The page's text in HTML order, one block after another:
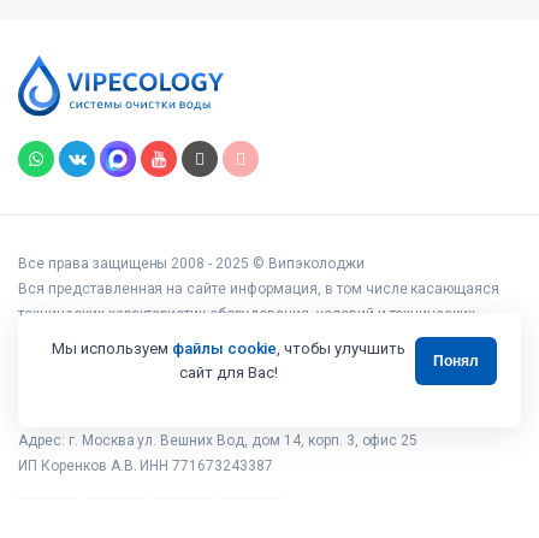
Все права защищены 2008 - 2025 © Випэколоджи
Вся представленная на сайте информация, в том числе касающаяся
технических характеристик оборудования, условий и технических
возможностей подключения, наличия на складе, стоимости товаров и
услуг, носит информационный характер и ни при каких условиях не
является публичной офертой, определяемой положениями статьи 437
Адрес: г. Москва ул. Вешних Вод, дом 14, корп. 3, офис 25
ИП Коренков А.В. ИНН 771673243387
Мы используем файлы cookie, чтобы улучшить
сайт для Вас!
Понял